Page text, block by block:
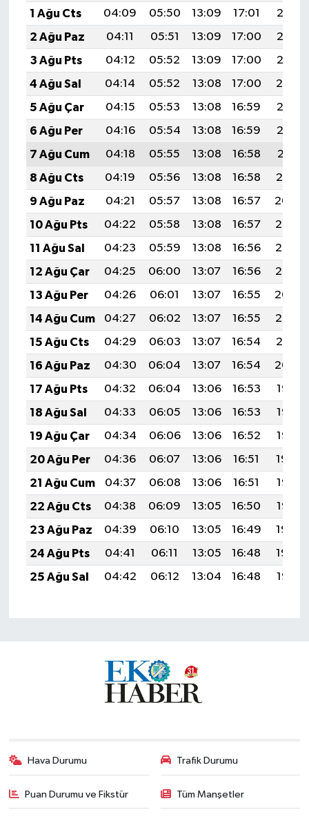
1 Ağu Cts
04:09 05:50 13:09 17:01
20:18
2 Ağu Paz
04:11 05:51 13:09 17:00
20:17
3 Ağu Pts
04:12 05:52 13:09 17:00
20:16
4 Ağu Sal
04:14 05:52 13:08 17:00
20:14
5 Ağu Çar
04:15 05:53 13:08 16:59
20:13
6 Ağu Per
04:16 05:54 13:08 16:59
20:12
7 Ağu Cum
04:18 05:55 13:08 16:58
20:11
8 Ağu Cts
04:19 05:56 13:08 16:58
20:10
9 Ağu Paz
04:21 05:57 13:08 16:57
20:09
10 Ağu Pts
04:22 05:58 13:08 16:57
20:08
11 Ağu Sal
04:23 05:59 13:08 16:56
20:06
12 Ağu Çar
04:25 06:00 13:07 16:56
20:05
13 Ağu Per
04:26 06:01 13:07 16:55
20:04
14 Ağu Cum
04:27 06:02 13:07 16:55
20:02
15 Ağu Cts
04:29 06:03 13:07 16:54
20:01
16 Ağu Paz
04:30 06:04 13:07 16:54
20:00
17 Ağu Pts
04:32 06:04 13:06 16:53
19:58
18 Ağu Sal
04:33 06:05 13:06 16:53
19:57
19 Ağu Çar
04:34 06:06 13:06 16:52
19:56
20 Ağu Per
04:36 06:07 13:06 16:51
19:54
21 Ağu Cum
04:37 06:08 13:06 16:51
19:53
22 Ağu Cts
04:38 06:09 13:05 16:50
19:52
23 Ağu Paz
04:39 06:10 13:05 16:49
19:50
24 Ağu Pts
04:41 06:11 13:05 16:48
19:49
25 Ağu Sal
04:42 06:12 13:04 16:48 19:47
Hava Durumu Trafik Durumu
Puan Durumu ve Fikstür Tüm Manşetler